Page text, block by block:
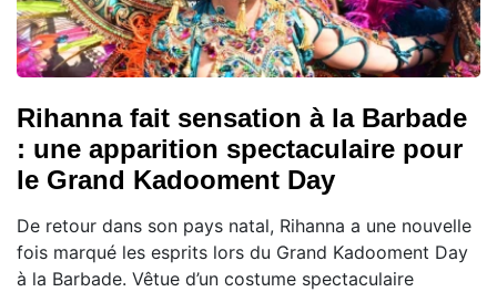
Rihanna fait sensation à la Barbade
: une apparition spectaculaire pour
le Grand Kadooment Day
De retour dans son pays natal, Rihanna a une nouvelle
fois marqué les esprits lors du Grand Kadooment Day
à la Barbade. Vêtue d’un costume spectaculaire